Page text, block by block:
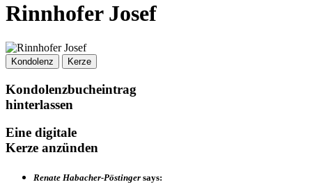
Rinnhofer Josef
Kondolenz Kerze
Kondolenzbucheintrag
hinterlassen
Eine digitale
Kerze anzünden
Renate Habacher-Pöstinger says: